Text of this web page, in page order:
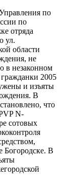
по
по
отряда
ул.
области
не
в незаконном
2005
и изъяты
В
что
N-
сотовых
Богородске. В